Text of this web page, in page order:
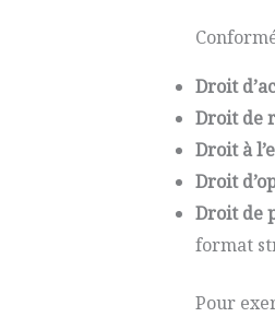
Droit
Droit de
Droit à
Droit
Droit de
format
Pour